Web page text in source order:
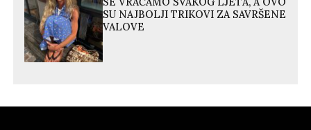
SU NAJBOLJI TRIKOVI ZA SAVRŠENE
VALOVE